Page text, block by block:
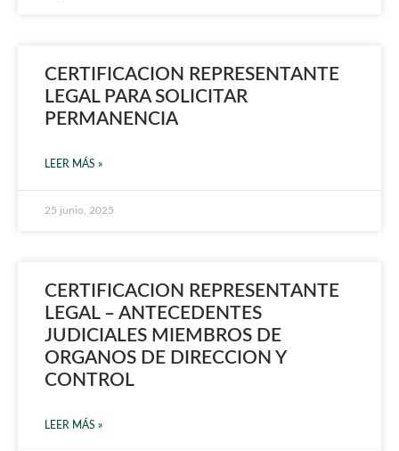
CERTIFICACION REPRESENTANTE
LEGAL PARA SOLICITAR
PERMANENCIA
LEER MÁS »
25 junio, 2025
CERTIFICACION REPRESENTANTE
LEGAL – ANTECEDENTES
JUDICIALES MIEMBROS DE
ORGANOS DE DIRECCION Y
CONTROL
LEER MÁS »